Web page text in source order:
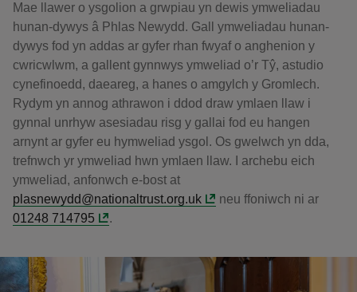
Mae llawer o ysgolion a grwpiau yn dewis ymweliadau
hunan-dywys â Phlas Newydd. Gall ymweliadau hunan-
dywys fod yn addas ar gyfer rhan fwyaf o anghenion y
cwricwlwm, a gallent gynnwys ymweliad o’r Tŷ, astudio
cynefinoedd, daeareg, a hanes o amgylch y Gromlech.
Rydym yn annog athrawon i ddod draw ymlaen llaw i
gynnal unrhyw asesiadau risg y gallai fod eu hangen
arnynt ar gyfer eu hymweliad ysgol. Os gwelwch yn dda,
trefnwch yr ymweliad hwn ymlaen llaw. I archebu eich
ymweliad, anfonwch e-bost at
plasnewydd@nationaltrust.org.uk
neu ffoniwch ni ar
01248 714795
.